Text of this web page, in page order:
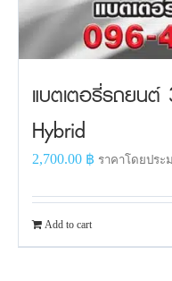
แบตเตอรี่รถยนต์
Hybrid
2,700.00 ฿ ราคาโดยประ
Add to cart